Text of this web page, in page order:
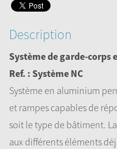
Description
Système de garde-corps
Ref. : Système NC
Système en aluminium
et rampes capables de
soit le type de bâtiment.
aux différents éléments